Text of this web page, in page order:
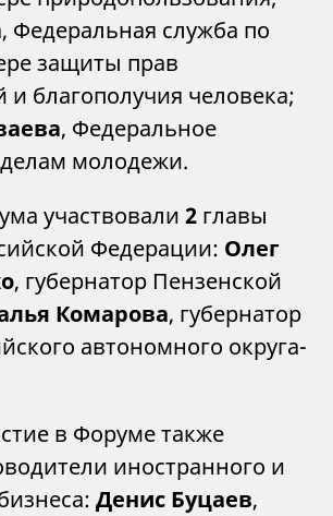
, Федеральная служба по
защиты прав
и благополучия человека;
, Федеральное
делам молодежи.
участвовали 2 главы
Федерации: Олег
, губернатор Пензенской
Комарова, губернатор
автономного округа-
в Форуме также
иностранного и
Денис Буцаев,